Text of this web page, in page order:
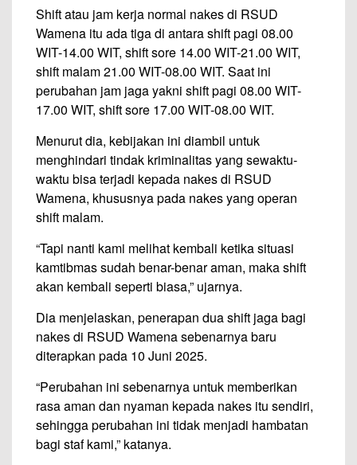
Shift atau jam kerja normal nakes di RSUD
Wamena itu ada tiga di antara shift pagi 08.00
WIT-14.00 WIT, shift sore 14.00 WIT-21.00 WIT,
shift malam 21.00 WIT-08.00 WIT. Saat ini
perubahan jam jaga yakni shift pagi 08.00 WIT-
17.00 WIT, shift sore 17.00 WIT-08.00 WIT.
Menurut dia, kebijakan ini diambil untuk
menghindari tindak kriminalitas yang sewaktu-
waktu bisa terjadi kepada nakes di RSUD
Wamena, khususnya pada nakes yang operan
shift malam.
“Tapi nanti kami melihat kembali ketika situasi
kamtibmas sudah benar-benar aman, maka shift
akan kembali seperti biasa,” ujarnya.
Dia menjelaskan, penerapan dua shift jaga bagi
nakes di RSUD Wamena sebenarnya baru
diterapkan pada 10 Juni 2025.
“Perubahan ini sebenarnya untuk memberikan
rasa aman dan nyaman kepada nakes itu sendiri,
sehingga perubahan ini tidak menjadi hambatan
bagi staf kami,” katanya.